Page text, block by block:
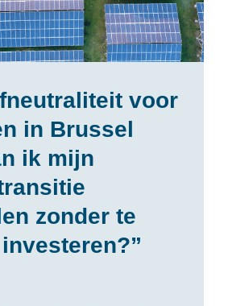
voor
in Brussel
ik mijn
zonder te